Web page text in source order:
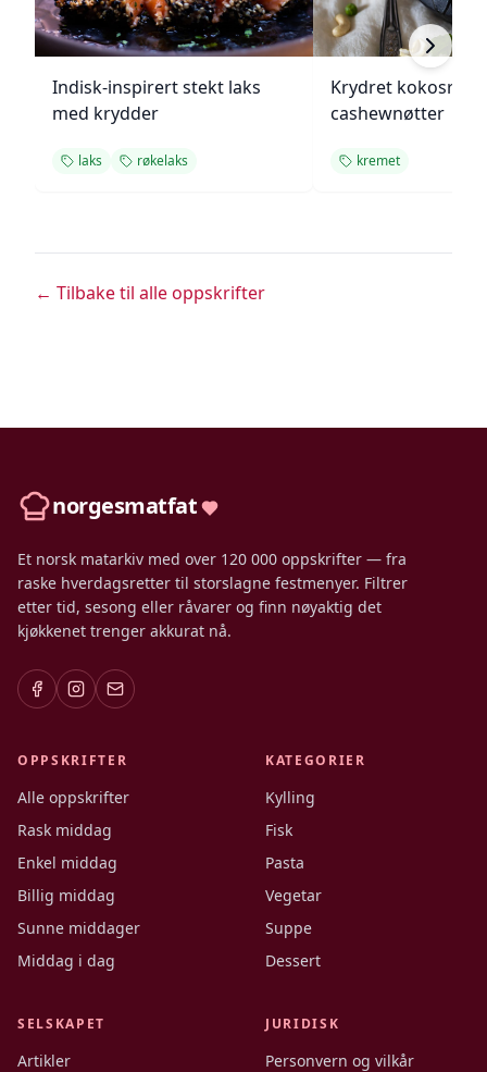
Indisk-inspirert stekt laks
med krydder
laks røkelaks
Krydret kokosris
cashewnøtter
kremet
← Tilbake til alle oppskrifter
norgesmatfat
Et norsk matarkiv med over 120 000 oppskrifter — fra
raske hverdagsretter til storslagne festmenyer. Filtrer
etter tid, sesong eller råvarer og finn nøyaktig det
kjøkkenet trenger akkurat nå.
OPPSKRIFTER
Alle oppskrifter
Rask middag
Enkel middag
Billig middag
Sunne middager
Middag i dag
KATEGORIER
Kylling
Fisk
Pasta
Vegetar
Suppe
Dessert
SELSKAPET
Artikler
JURIDISK
Personvern og vilkår